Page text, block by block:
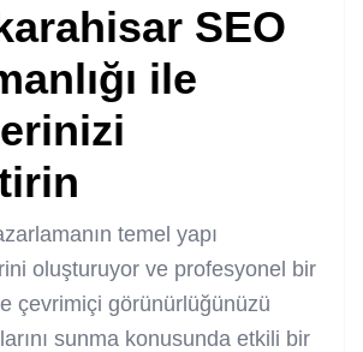
SEO
ile
temel yapı
oluşturuyor ve profesyonel bir
çevrimiçi görünürlüğünüzü
sunma konusunda etkili bir